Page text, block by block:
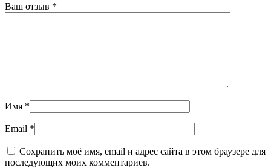
Ваш отзыв *
Имя *
Email *
Сохранить моё имя, email и адрес сайта в этом браузере для
последующих моих комментариев.